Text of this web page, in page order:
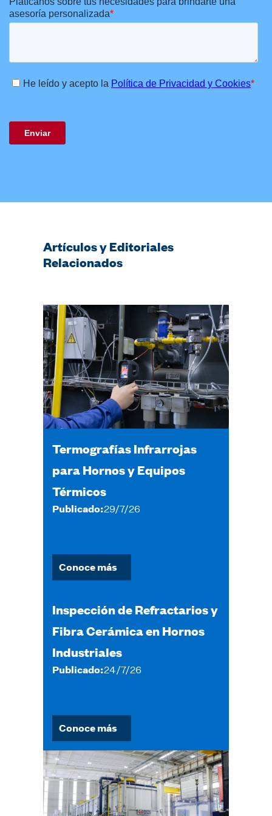
Artículos y Editoriales
Relacionados
Termografías Infrarrojas
para Hornos y Equipos
Térmicos
Publicado:29/7/26
Conoce más
Inspección de Refractarios y
Fibra Cerámica en Hornos
Industriales
Publicado:24/7/26
Conoce más